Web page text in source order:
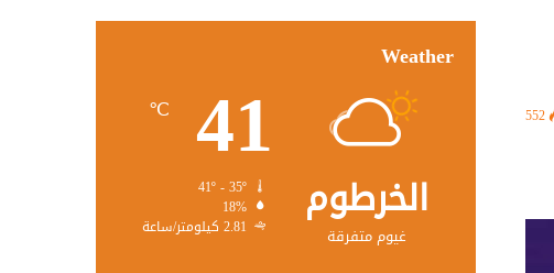
552
Weather
الخرطوم
غيوم متفرقة
41
℃
18%
2.81 كيلومتر/ساعة